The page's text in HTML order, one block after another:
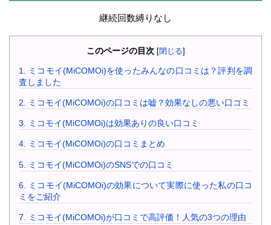
継続回数縛りなし
このページの目次 [閉じる]
1.
ミコモイ(MiCOMOi)を使ったみんなの口コミは？評判を調
査しました
2. ミコモイ(MiCOMOi)の口コミは嘘？効果なしの悪い口コミ
3. ミコモイ(MiCOMOi)は効果ありの良い口コミ
4. ミコモイ(MiCOMOi)の口コミまとめ
5. ミコモイ(MiCOMOi)のSNSでの口コミ
6.
ミコモイ(MiCOMOi)の効果について実際に使った私の口コ
ミをご紹介
7. ミコモイ(MiCOMOi)が口コミで高評価！人気の3つの理由